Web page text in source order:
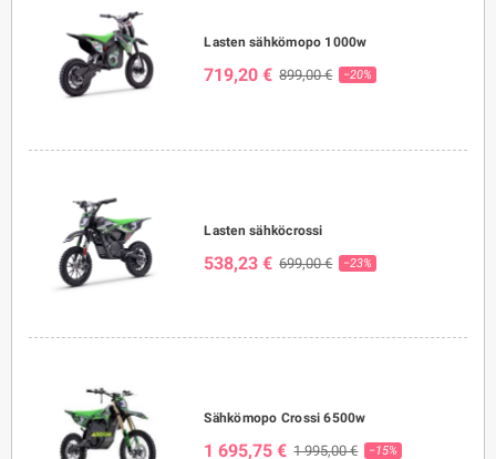
Lasten sähkömopo 1000w
719,20 € 899,00 € −20%
Lasten sähköcrossi
538,23 € 699,00 € −23%
Sähkömopo Crossi 6500w
1 695,75 € 1 995,00 € −15%